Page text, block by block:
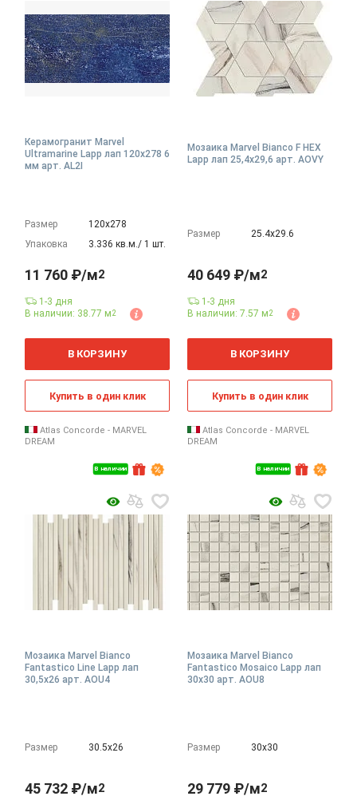
Керамогранит Marvel
Ultramarine Lapp лап 120x278 6
мм арт. AL2I
Размер
120х278
Упаковка
3.336 кв.м./ 1 шт.
В наличии
11 760 ₽/м2
1-3 дня
В наличии: 38.77 м2
м
В КОРЗИНУ
Купить в один клик
Atlas Concorde - MARVEL
DREAM
Мозаика Marvel Bianco F HEX
Lapp лап 25,4x29,6 арт. AOVY
Размер 25.4х29.6
В наличии
40 649 ₽/м2
1-3 дня
В наличии: 7.57 м2
В КОРЗИНУ
Купить в один клик
Atlas Concorde - MARVEL
DREAM
Мозаика Marvel Bianco
Fantastico Line Lapp лап
30,5x26 арт. AOU4
Размер 30.5х26
45 732 ₽/м2
Мозаика Marvel Bianco
Fantastico Mosaico Lapp лап
30x30 арт. AOU8
Размер 30х30
29 779 ₽/м2